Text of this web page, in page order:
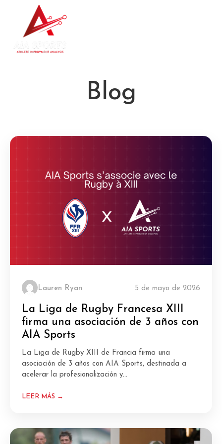
Blog
Lauren Ryan 5 de mayo de 2026
La Liga de Rugby Francesa XIII
firma una asociación de 3 años con
AIA Sports
La Liga de Rugby XIII de Francia firma una
asociación de 3 años con AIA Sports, destinada a
acelerar la profesionalización y...
LEER MÁS →